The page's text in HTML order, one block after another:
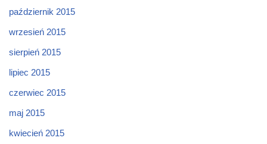
październik 2015
wrzesień 2015
sierpień 2015
lipiec 2015
czerwiec 2015
maj 2015
kwiecień 2015